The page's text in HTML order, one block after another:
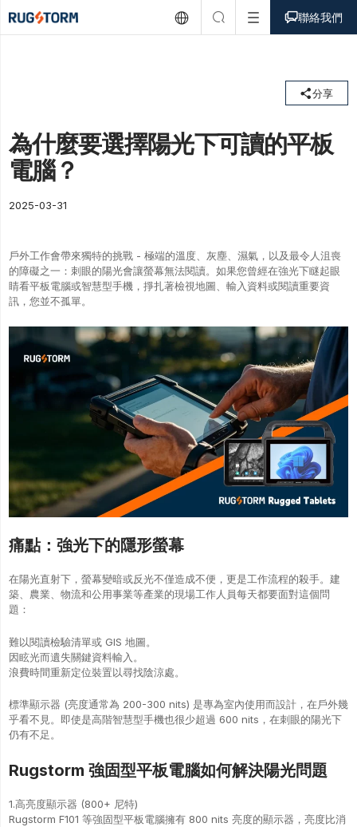
  聯絡我們
分享
為什麼要選擇陽光下可讀的平板
電腦？
2025-03-31
戶外工作會帶來獨特的挑戰 - 極端的溫度、灰塵、濕氣，以及最令人沮喪
的障礙之一：刺眼的陽光會讓螢幕無法閱讀。如果您曾經在強光下瞇起眼
睛看平板電腦或智慧型手機，掙扎著檢視地圖、輸入資料或閱讀重要資
訊，您並不孤單。
痛點：強光下的隱形螢幕
在陽光直射下，螢幕變暗或反光不僅造成不便，更是工作流程的殺手。建
築、農業、物流和公用事業等產業的現場工作人員每天都要面對這個問
題：
難以閱讀檢驗清單或 GIS 地圖。
因眩光而遺失關鍵資料輸入。
浪費時間重新定位裝置以尋找陰涼處。
標準顯示器 (亮度通常為 200-300 nits) 是專為室內使用而設計，在戶外幾
乎看不見。即使是高階智慧型手機也很少超過 600 nits，在刺眼的陽光下
仍有不足。
Rugstorm 強固型平板電腦如何解決陽光問題
1.高亮度顯示器 (800+ 尼特)
Rugstorm F101 等強固型平板電腦擁有 800 nits 亮度的顯示器，亮度比消